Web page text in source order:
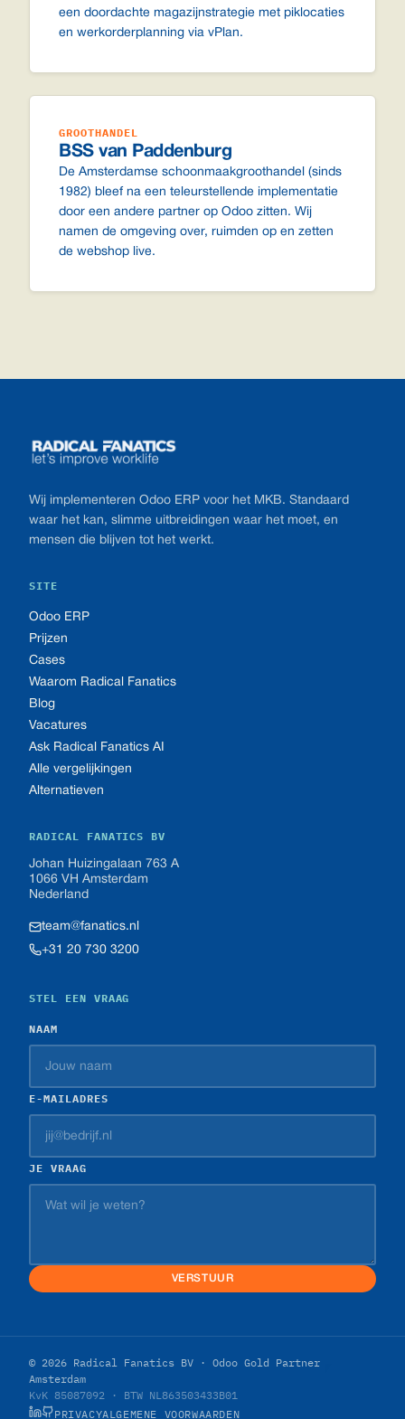
een doordachte magazijnstrategie met piklocaties
en werkorderplanning via vPlan.
GROOTHANDEL
BSS van Paddenburg
De Amsterdamse schoonmaakgroothandel (sinds
1982) bleef na een teleurstellende implementatie
door een andere partner op Odoo zitten. Wij
namen de omgeving over, ruimden op en zetten
de webshop live.
Wij implementeren Odoo ERP voor het MKB. Standaard
waar het kan, slimme uitbreidingen waar het moet, en
mensen die blijven tot het werkt.
SITE
Odoo ERP
Prijzen
Cases
Waarom Radical Fanatics
Blog
Vacatures
Ask Radical Fanatics AI
Alle vergelijkingen
Alternatieven
RADICAL FANATICS BV
Johan Huizingalaan 763 A
1066 VH Amsterdam
Nederland
team@fanatics.nl
+31 20 730 3200
STEL EEN VRAAG
NAAM
E-MAILADRES
JE VRAAG
VERSTUUR
© 2026 Radical Fanatics BV · Odoo Gold Partner
Amsterdam
KvK 85087092 · BTW NL863503433B01
PRIVACYALGEMENE VOORWAARDEN